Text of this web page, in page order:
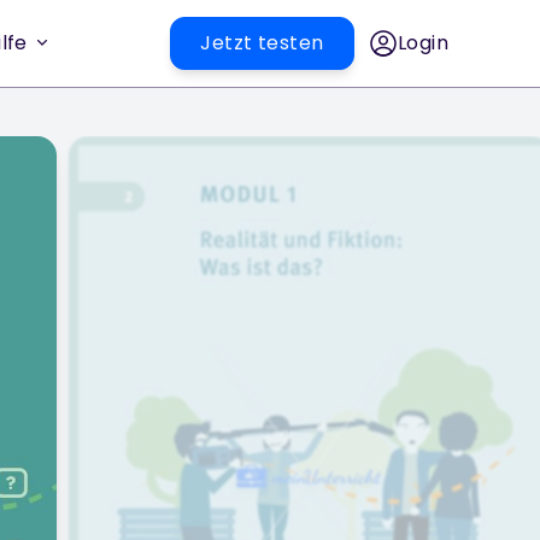
Jetzt testen Login